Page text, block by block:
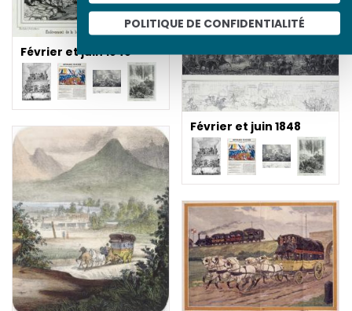
POLITIQUE DE CONFIDENTIALITÉ
Février et juin 1848
Février et juin 1848